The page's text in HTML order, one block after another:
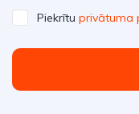
Piekrītu privātuma